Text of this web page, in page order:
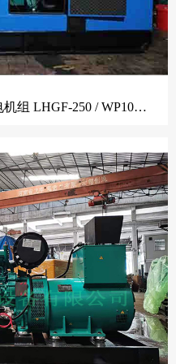
250KW潍柴动力静音柴油发电机组 LHGF-250 / WP10D320E200